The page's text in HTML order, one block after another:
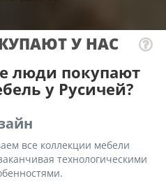
У НАС
люди покупают
у Русичей?
все коллекции мебели
технологическими